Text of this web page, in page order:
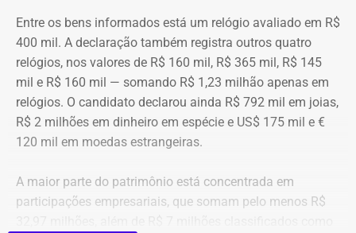
Entre os bens informados está um relógio avaliado em R$
400 mil. A declaração também registra outros quatro
relógios, nos valores de R$ 160 mil, R$ 365 mil, R$ 145
mil e R$ 160 mil — somando R$ 1,23 milhão apenas em
relógios. O candidato declarou ainda R$ 792 mil em joias,
R$ 2 milhões em dinheiro em espécie e US$ 175 mil e €
120 mil em moedas estrangeiras.
A maior parte do patrimônio está concentrada em
participações empresariais, que somam pelo menos R$